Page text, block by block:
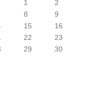
1
2
8
9
15
16
22
23
29
30